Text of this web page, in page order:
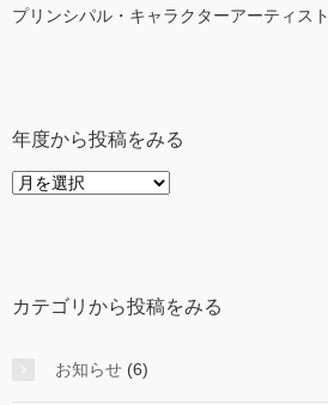
プリンシパル・キャラクターアーティスト
年度から投稿をみる
年
稿
み
カテゴリから投稿をみる
お知らせ (6)